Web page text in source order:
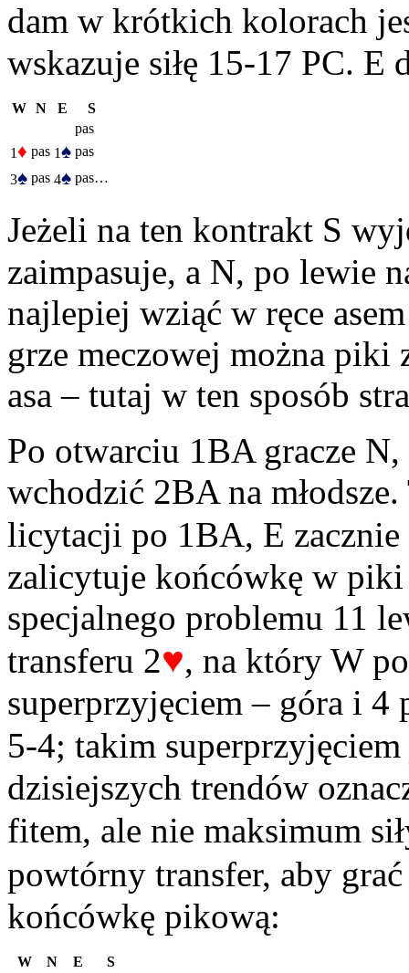
dam w krótkich kolorach
wskazuje siłę 15-17 PC. E
W N E
S
pas
1♦ pas 1♠ pas
3♠ pas 4♠ pas…
Jeżeli na ten kontrakt S
zaimpasuje, a N, po lewie
najlepiej wziąć w ręce
grze meczowej można piki
asa – tutaj w ten sposób
Po otwarciu 1BA gracze
wchodzić 2BA na
licytacji po 1BA, E
zalicytuje końcówkę w
specjalnego problemu 11
transferu 2♥, na który W
superprzyjęciem – góra i 4
5-4; takim superprzyjęciem
dzisiejszych trendów
fitem, ale nie maksimum
powtórny transfer, aby
końcówkę pikową:
W N E
S